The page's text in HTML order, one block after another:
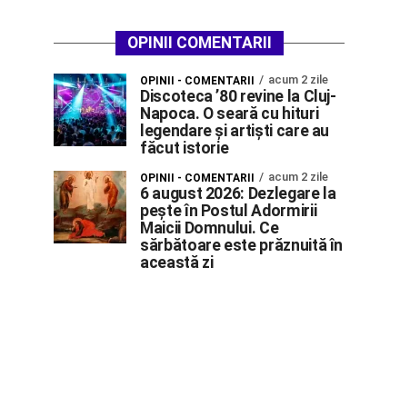
OPINII COMENTARII
OPINII - COMENTARII acum 2 zile
Discoteca ’80 revine la Cluj-
Napoca. O seară cu hituri
legendare și artiști care au
făcut istorie
OPINII - COMENTARII acum 2 zile
6 august 2026: Dezlegare la
pește în Postul Adormirii
Maicii Domnului. Ce
sărbătoare este prăznuită în
această zi